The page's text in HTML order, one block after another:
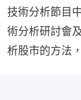
技術分析節目
術分析研討會
析股市的方法